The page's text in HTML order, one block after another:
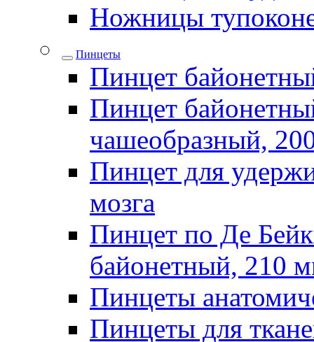
Ножницы
Пинцеты
Пинцет
Пинцет
чашеобразный,
Пинцет для
мозга
Пинцет по Де
байонетный, 210
Пинцеты
Пинцеты для